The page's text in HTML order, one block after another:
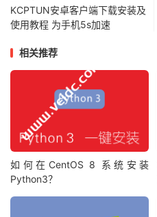
KCPTUN安卓客户端下载安装及
使用教程 为手机5s加速
相关推荐
如何在CentOS 8 系统安装
Python3？